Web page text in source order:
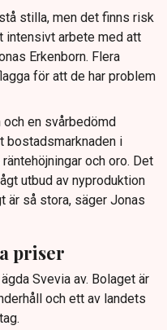
stilla, men det finns risk
intensivt arbete med att
Erkenborn. Flera
för att de har problem
en svårbedömd
bostadsmarknaden i
och oro. Det
utbud av nyproduktion
är så stora, säger Jonas
priser
Svevia av. Bolaget är
och ett av landets